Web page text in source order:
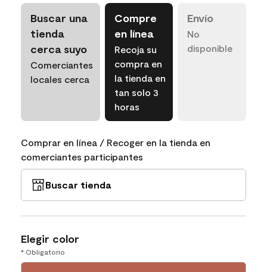
Buscar una
tienda
cerca suyo
Comerciantes
locales cerca
Compre
en línea
Recoja su
compra en
la tienda en
tan solo 3
horas
Envío
No
disponible
Comprar en línea / Recoger en la tienda en
comerciantes participantes
Buscar tienda
Elegir color
* Obligatorio